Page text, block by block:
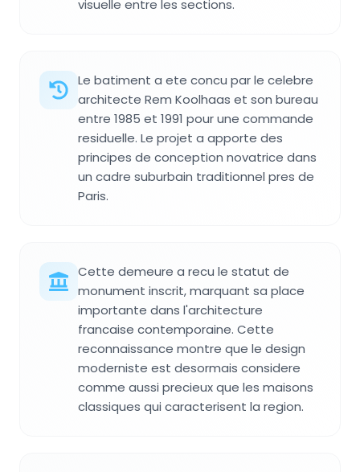
visuelle entre les sections.
Le batiment a ete concu par le celebre
architecte Rem Koolhaas et son bureau
entre 1985 et 1991 pour une commande
residuelle. Le projet a apporte des
principes de conception novatrice dans
un cadre suburbain traditionnel pres de
Paris.
Cette demeure a recu le statut de
monument inscrit, marquant sa place
importante dans l'architecture
francaise contemporaine. Cette
reconnaissance montre que le design
moderniste est desormais considere
comme aussi precieux que les maisons
classiques qui caracterisent la region.